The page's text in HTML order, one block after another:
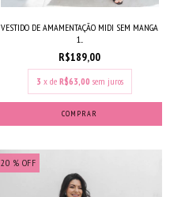
VESTIDO DE AMAMENTAÇÃO MIDI SEM MANGA
1...
R$189,00
3 x de R$63,00 sem juros
COMPRAR
20 % OFF